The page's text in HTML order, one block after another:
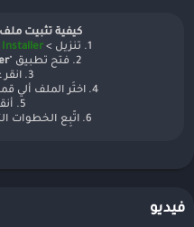
كيفية تثبيت ملف
1. تنزيل >
Installer
2. فتح تطبيق "
3. انقر على
4. اختَر الملف ألي قمت بتحميله و تريد تثبيته
5. أنقر على
6. اتّبِع الخطوات التي تظهر على الشاشة.
فيديو